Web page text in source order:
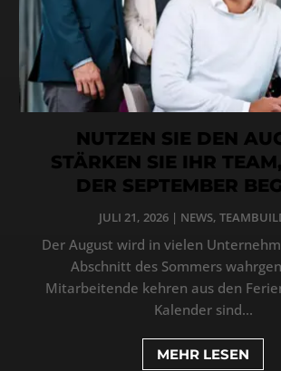
NUTZEN SIE DEN
STÄRKEN SIE IHR
DER SEPTEMBER
JULI 21, 2026| NEWS,
Der August wird in vielen
Abschnitt des Sommers
Mitarbeitende kehren aus den
Kalender sind...
MEHR LESEN